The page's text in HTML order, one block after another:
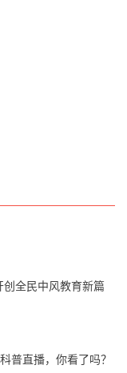
创全民中风教育新篇
普直播，你看了吗？